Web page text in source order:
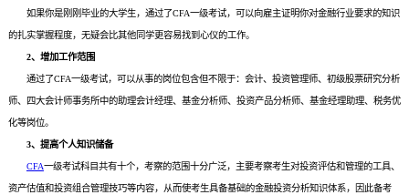
如果你是刚刚毕业的大学生，通过了CFA一级考试，可以向雇主证明你对金融行业要求的知识
的扎实掌握程度，无疑会比其他同学更容易找到心仪的工作。
2、增加工作范围
通过了CFA一级考试，可以从事的岗位包含但不限于：会计、投资管理师、初级股票研究分析
师、四大会计师事务所中的助理会计经理、基金分析师、投资产品分析师、基金经理助理、税务优
化等岗位。
3、提高个人知识储备
CFA一级考试科目共有十个，考察的范围十分广泛，主要考察考生对投资评估和管理的工具、
资产估值和投资组合管理技巧等内容，从而使考生具备基础的金融投资分析知识体系，因此备考